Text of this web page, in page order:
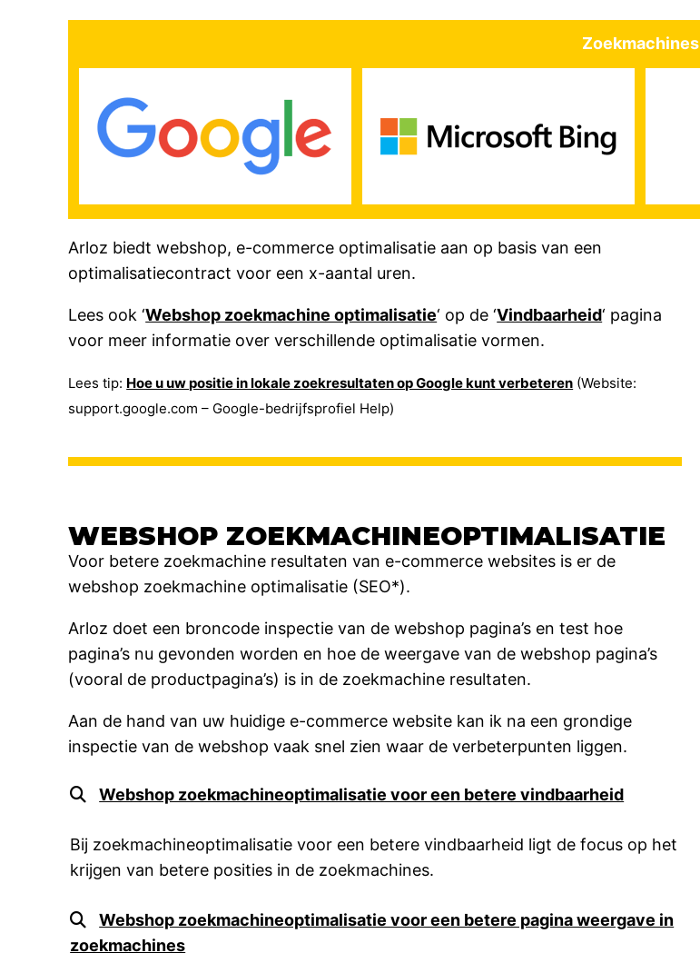
Zoekmachines
Arloz biedt webshop, e-commerce optimalisatie aan op basis van een
optimalisatiecontract voor een x-aantal uren.
Lees ook ‘Webshop zoekmachine optimalisatie‘ op de ‘Vindbaarheid‘ pagina
voor meer informatie over verschillende optimalisatie vormen.
Lees tip: Hoe u uw positie in lokale zoekresultaten op Google kunt verbeteren (Website:
support.google.com – Google-bedrijfsprofiel Help)
WEBSHOP ZOEKMACHINEOPTIMALISATIE
Voor betere zoekmachine resultaten van e-commerce websites is er de
webshop zoekmachine optimalisatie (SEO*).
Arloz doet een broncode inspectie van de webshop pagina’s en test hoe
pagina’s nu gevonden worden en hoe de weergave van de webshop pagina’s
(vooral de productpagina’s) is in de zoekmachine resultaten.
Aan de hand van uw huidige e-commerce website kan ik na een grondige
inspectie van de webshop vaak snel zien waar de verbeterpunten liggen.
Webshop zoekmachineoptimalisatie voor een betere vindbaarheid
Bij zoekmachineoptimalisatie voor een betere vindbaarheid ligt de focus op het
krijgen van betere posities in de zoekmachines.
Webshop zoekmachineoptimalisatie voor een betere pagina weergave in
zoekmachines